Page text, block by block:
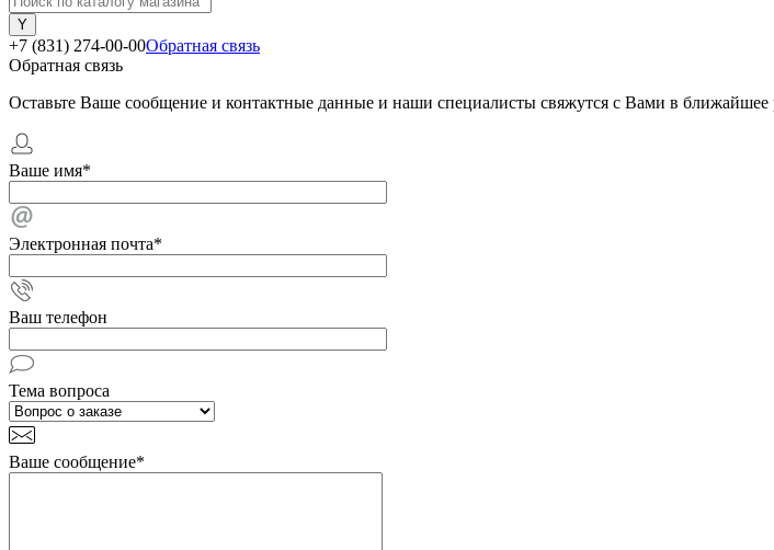
+7 (831) 274-00-00Обратная связь
Обратная связь
Оставьте Ваше сообщение и контактные данные и наши специалисты свяжутся с Вами в ближайшее
Ваше имя*
Электронная почта*
Ваш телефон
Тема вопроса
Ваше сообщение*